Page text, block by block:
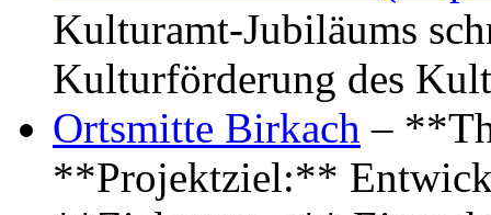
Kulturamt-Jubiläums
Kulturförderung des
Ortsmitte Birkach –
**Projektziel:**